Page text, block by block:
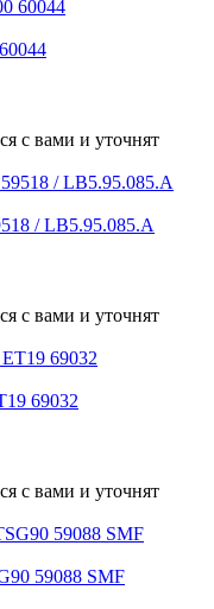
с вами и уточнят
/ LB5.95.085.A
с вами и уточнят
69032
с вами и уточнят
59088 SMF